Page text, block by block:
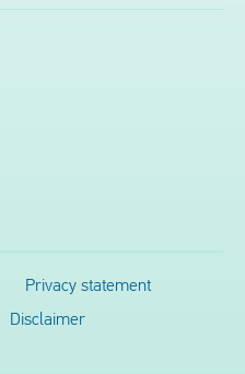
Privacy statement
Disclaimer